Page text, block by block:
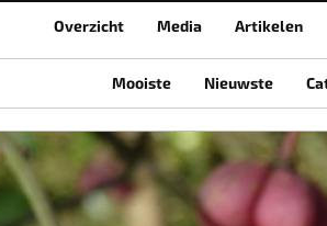
Overzicht Media Artikelen
Mooiste Nieuwste